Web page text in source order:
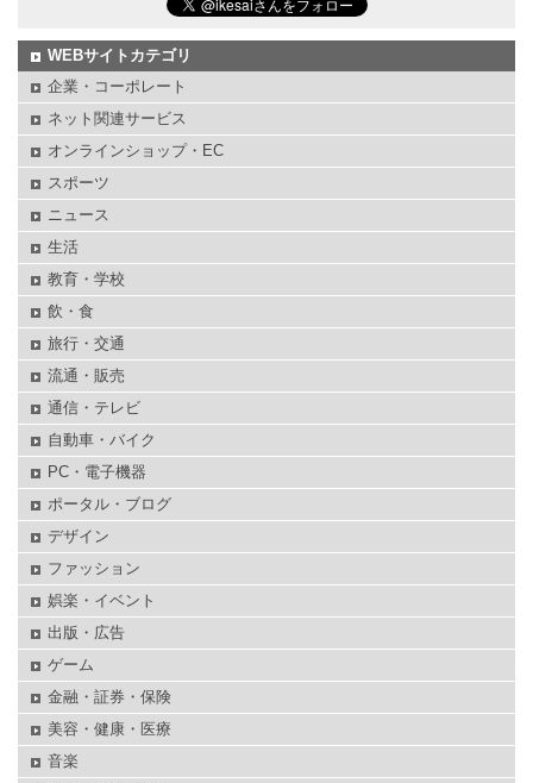
WEBサイトカテゴリ
企業・コーポレート
ネット関連サービス
オンラインショップ・EC
スポーツ
ニュース
生活
教育・学校
飲・食
旅行・交通
流通・販売
通信・テレビ
自動車・バイク
PC・電子機器
ポータル・ブログ
デザイン
ファッション
娯楽・イベント
出版・広告
ゲーム
金融・証券・保険
美容・健康・医療
音楽